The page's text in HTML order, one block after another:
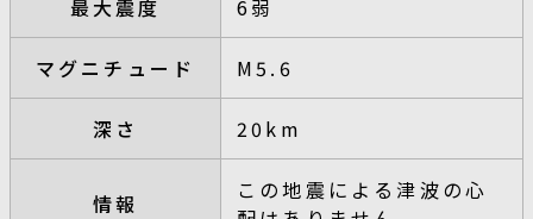
最大震度 6弱
マグニチュード M5.6
深さ 20km
情報
この地震による津波の心